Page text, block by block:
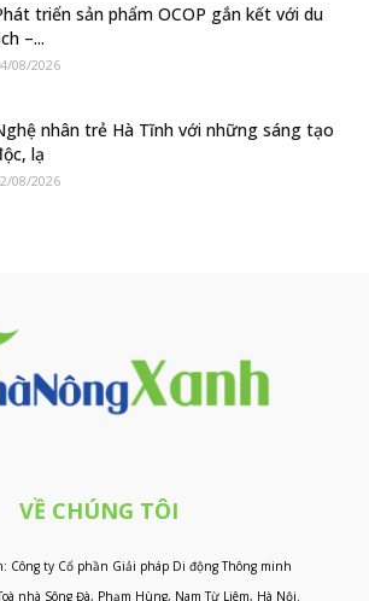
triển sản phẩm OCOP gắn kết với du
–...
08/2026
nhân trẻ Hà Tĩnh với những sáng tạo
lạ
08/2026
VỀ CHÚNG TÔI
Công ty Cổ phần Giải pháp Di động Thông minh
nhà Sông Đà, Phạm Hùng, Nam Từ Liêm, Hà Nội.